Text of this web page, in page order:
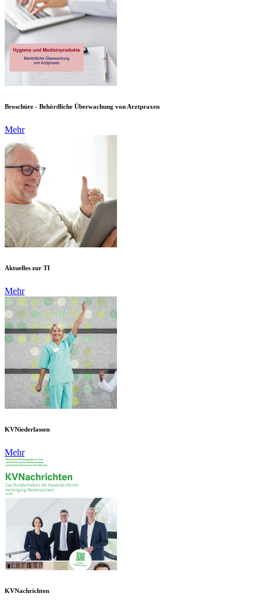
Broschüre - Behördliche Überwachung von Arztpraxen
Mehr
Aktuelles zur TI
Mehr
KVNiederlassen
Mehr
KVNachrichten